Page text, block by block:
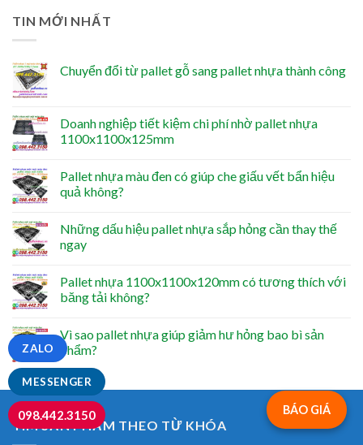
TIN MỚI NHẤT
Chuyển đổi từ pallet gỗ sang pallet nhựa thành công
Doanh nghiệp tiết kiệm chi phí nhờ pallet nhựa
1100x1100x125mm
Pallet nhựa màu đen có giúp che giấu vết bẩn hiệu
quả không?
Những dấu hiệu pallet nhựa sắp hỏng cần thay thế
ngay
Pallet nhựa 1100x1100x120mm có tương thích với
băng tải không?
Vì sao pallet nhựa giúp giảm hư hỏng bao bì sản
phẩm?
TÌM SẢN PHẨM THEO TỪ KHÓA
BÁO GIÁ
MESSENGER
ZALO
098.442.3150